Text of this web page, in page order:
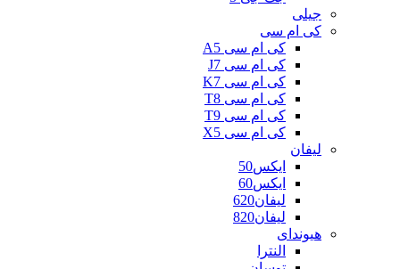
جیلی
کی ام سی
کی ام سی A5
کی ام سی J7
کی ام سی K7
کی ام سی T8
کی ام سی T9
کی ام سی X5
لیفان
ایکس50
ایکس60
لیفان620
لیفان820
هیوندای
النترا